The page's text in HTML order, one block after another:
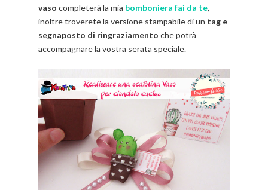
vaso completerà la mia bomboniera fai da te,
inoltre troverete la versione stampabile di un tag e
segnaposto di ringraziamento che potrà
accompagnare la vostra serata speciale.